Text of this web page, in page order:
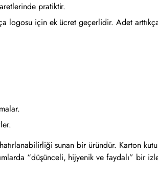
pratiktir.
logosu için ek ücret geçerlidir. Adet
sunan bir üründür. Karton
“düşünceli, hijyenik ve faydalı” bir